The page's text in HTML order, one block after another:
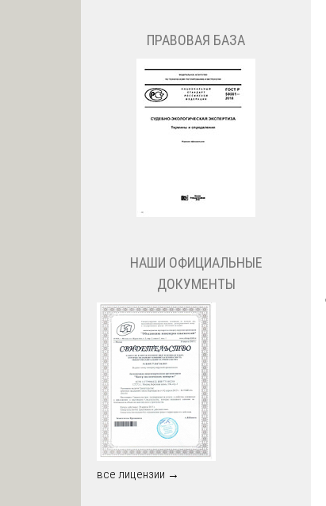
ПРАВОВАЯ БАЗА
НАШИ ОФИЦИАЛЬНЫЕ
ДОКУМЕНТЫ
все лицензии →